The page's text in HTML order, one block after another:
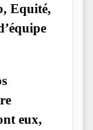
Equité,
eux,